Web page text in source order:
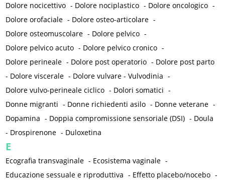
Dolore nocicettivo - Dolore nociplastico - Dolore oncologico -
Dolore orofaciale - Dolore osteo-articolare -
Dolore osteomuscolare - Dolore pelvico -
Dolore pelvico acuto - Dolore pelvico cronico -
Dolore perineale - Dolore post operatorio - Dolore post parto
- Dolore viscerale - Dolore vulvare - Vulvodinia -
Dolore vulvo-perineale ciclico - Dolori somatici -
Donne migranti - Donne richiedenti asilo - Donne veterane -
Dopamina - Doppia compromissione sensoriale (DSI) - Doula
- Drospirenone - Duloxetina
E
Ecografia transvaginale - Ecosistema vaginale -
Educazione sessuale e riproduttiva - Effetto placebo/nocebo -